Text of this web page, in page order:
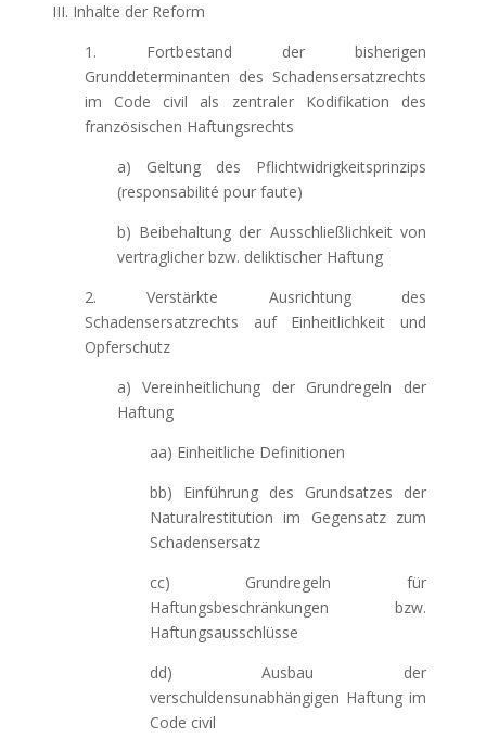
III. Inhalte der Reform
1. Fortbestand der bisherigen
Grunddeterminanten des Schadensersatzrechts
im Code civil als zentraler Kodifikation des
französischen Haftungsrechts
a) Geltung des Pflichtwidrigkeitsprinzips
(responsabilité pour faute)
b) Beibehaltung der Ausschließlichkeit von
vertraglicher bzw. deliktischer Haftung
2. Verstärkte Ausrichtung des
Schadensersatzrechts auf Einheitlichkeit und
Opferschutz
a) Vereinheitlichung der Grundregeln der
Haftung
aa) Einheitliche Definitionen
bb) Einführung des Grundsatzes der
Naturalrestitution im Gegensatz zum
Schadensersatz
cc) Grundregeln für
Haftungsbeschränkungen bzw.
Haftungsausschlüsse
dd) Ausbau der
verschuldensunabhängigen Haftung im
Code civil